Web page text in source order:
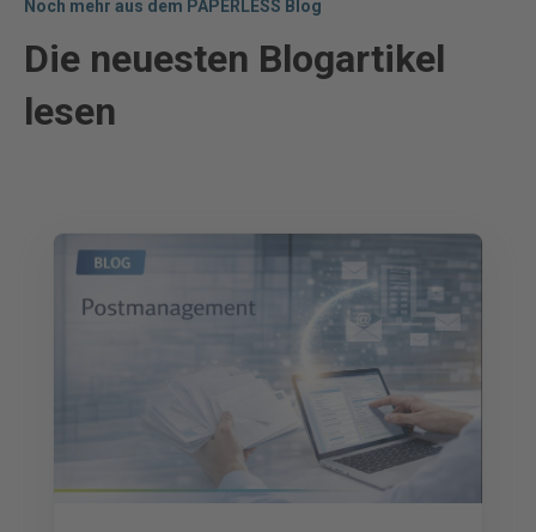
Noch mehr aus dem PAPERLESS Blog
Die neuesten Blogartikel
lesen